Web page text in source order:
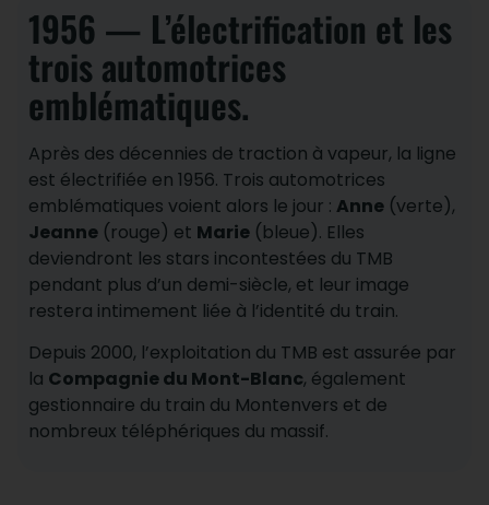
1956 — L’électrification et les
trois automotrices
emblématiques.
Après des décennies de traction à vapeur, la ligne
est électrifiée en 1956. Trois automotrices
emblématiques voient alors le jour : Anne (verte),
Jeanne (rouge) et Marie (bleue). Elles
deviendront les stars incontestées du TMB
pendant plus d’un demi-siècle, et leur image
restera intimement liée à l’identité du train.
Depuis 2000, l’exploitation du TMB est assurée par
la Compagnie du Mont-Blanc, également
gestionnaire du train du Montenvers et de
nombreux téléphériques du massif.